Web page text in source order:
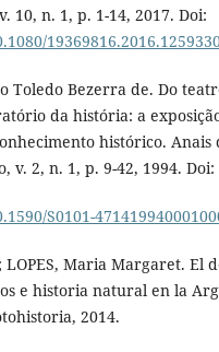
10, n. 1, p. 1-14, 2017. Doi:
Toledo Bezerra de. Do
da história: a
histórico. Anais
v. 2, n. 1, p. 9-42, 1994. Doi:
S0101-
LOPES, Maria Margaret. El
e historia natural en la
2014.